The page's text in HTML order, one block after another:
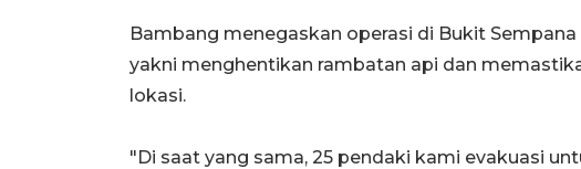
Bambang menegaskan operasi di Bukit
yakni menghentikan rambatan api dan
lokasi.
"Di saat yang sama, 25 pendaki kami evakuasi